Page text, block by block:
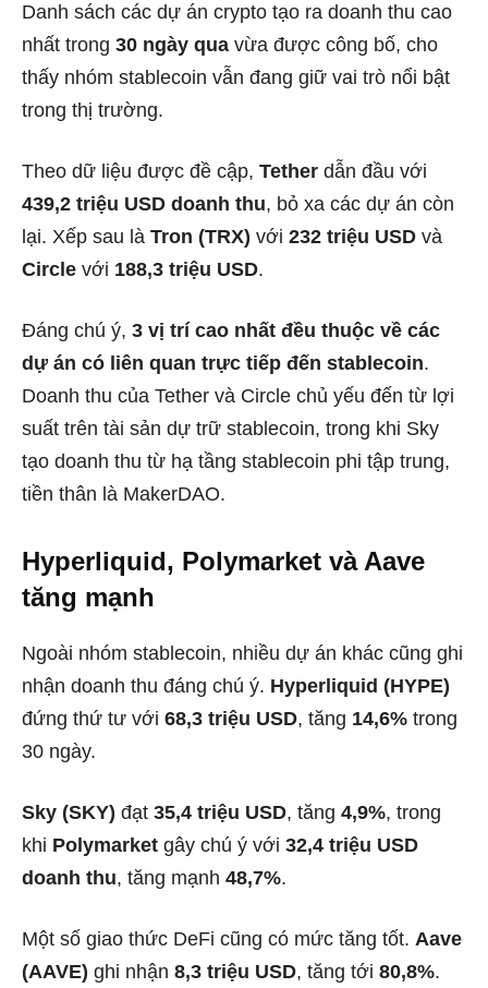
Danh sách các dự án crypto tạo ra doanh thu cao
nhất trong 30 ngày qua vừa được công bố, cho
thấy nhóm stablecoin vẫn đang giữ vai trò nổi bật
trong thị trường.
Theo dữ liệu được đề cập, Tether dẫn đầu với
439,2 triệu USD doanh thu, bỏ xa các dự án còn
lại. Xếp sau là Tron (TRX) với 232 triệu USD và
Circle với 188,3 triệu USD.
Đáng chú ý, 3 vị trí cao nhất đều thuộc về các
dự án có liên quan trực tiếp đến stablecoin.
Doanh thu của Tether và Circle chủ yếu đến từ lợi
suất trên tài sản dự trữ stablecoin, trong khi Sky
tạo doanh thu từ hạ tầng stablecoin phi tập trung,
tiền thân là MakerDAO.
Hyperliquid, Polymarket và Aave
tăng mạnh
Ngoài nhóm stablecoin, nhiều dự án khác cũng ghi
nhận doanh thu đáng chú ý. Hyperliquid (HYPE)
đứng thứ tư với 68,3 triệu USD, tăng 14,6% trong
30 ngày.
Sky (SKY) đạt 35,4 triệu USD, tăng 4,9%, trong
khi Polymarket gây chú ý với 32,4 triệu USD
doanh thu, tăng mạnh 48,7%.
Một số giao thức DeFi cũng có mức tăng tốt. Aave
(AAVE) ghi nhận 8,3 triệu USD, tăng tới 80,8%.